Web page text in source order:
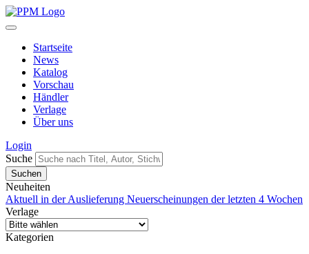
Startseite
News
Katalog
Vorschau
Händler
Verlage
Über uns
Login
Suche
Neuheiten
Aktuell in der Auslieferung Neuerscheinungen der letzten 4 Wochen
Verlage
Kategorien